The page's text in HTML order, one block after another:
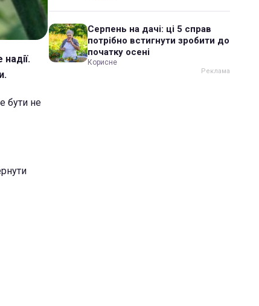
бути не
Серпень на дачі: ці 5 справ
потрібно встигнути зробити до
початку осені
Корисне